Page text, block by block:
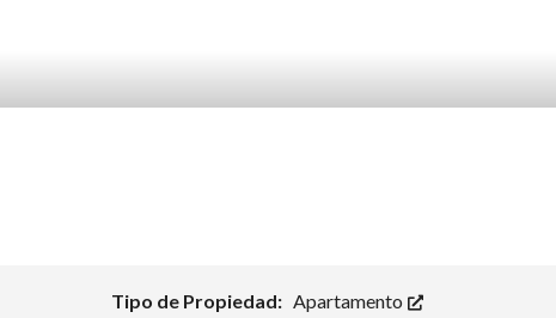
Tipo de Propiedad: Apartamento